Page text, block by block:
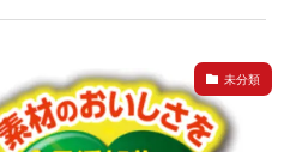
未分類